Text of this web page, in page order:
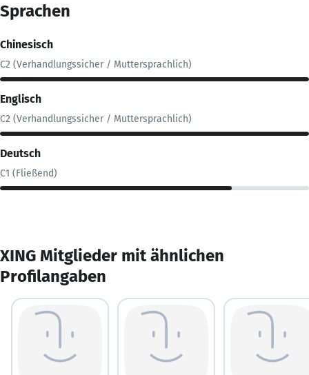
Sprachen
Chinesisch
C2 (Verhandlungssicher / Muttersprachlich)
Englisch
C2 (Verhandlungssicher / Muttersprachlich)
Deutsch
C1 (Fließend)
XING Mitglieder mit ähnlichen
Profilangaben